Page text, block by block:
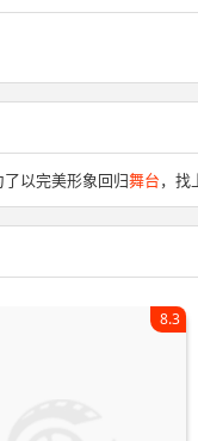
以完美形象回归舞台，找
8.3